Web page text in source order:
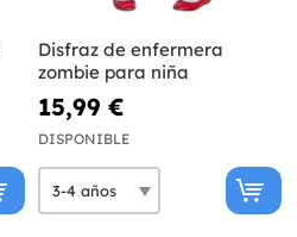
Disfraz de enfermera
zombie para niña
15,99 €
DISPONIBLE